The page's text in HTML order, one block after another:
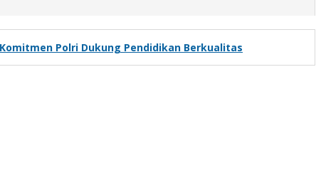
Polri Dukung Pendidikan Berkualitas